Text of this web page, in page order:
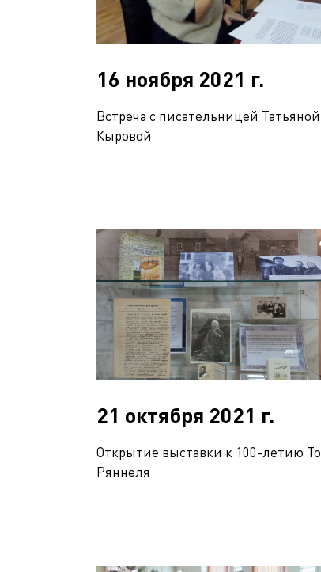
16 ноября 2021 г.
Встреча с писательницей Татьяной
Кыровой
21 октября 2021 г.
Открытие выставки к 100-летию
Ряннеля